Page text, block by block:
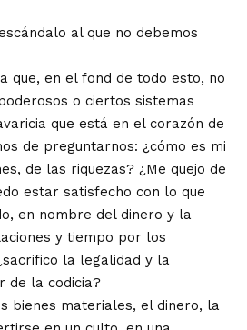
al que no debemos
que, en el fond de todo esto, no
o ciertos sistemas
que está en el corazón de
de preguntarnos: ¿cómo es mi
de las riquezas? ¿Me quejo de
estar satisfecho con lo que
en nombre del dinero y la
y tiempo por los
la legalidad y la
de la codicia?
bienes materiales, el dinero, la